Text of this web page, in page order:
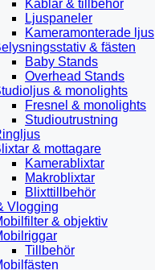
Kablar & tillbehör
Ljuspaneler
Kameramonterade ljus
& fästen
Baby Stands
Overhead Stands
& monolights
Fresnel & monolights
Studioutrustning
& mottagare
Kamerablixtar
Makroblixtar
Blixttillbehör
Vlogging
& objektiv
Tillbehör